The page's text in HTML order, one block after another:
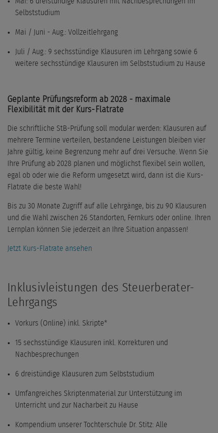
Selbststudium
Mai / Juni - Aug.: Vollzeitlehrgang
Juli / Aug.: 9 sechsstündige Klausuren im Lehrgang sowie 6
weitere sechsstündige Klausuren im Selbststudium zu Hause
Geplante Prüfungsreform ab 2028 - maximale
Flexibilität mit der Kurs-Flatrate
Die schriftliche StB-Prüfung soll modular werden: Klausuren auf
mehrere Termine verteilen, bestandene Leistungen bleiben vier
Jahre gültig, keine Begrenzung mehr auf drei Versuche. Wenn Sie
Ihre Prüfung ab 2028 planen und möglichst flexibel sein wollen,
egal ob oder wie die Reform umgesetzt wird, dann ist die Kurs-
Flatrate die beste Wahl!
Bis zu 30 Monate Zugriff auf alle Lehrgänge, bis zu 90 Klausuren
und die Wahl zwischen 26 Standorten, Fernkurs oder online. Ihren
Lernplan können Sie jederzeit an Ihre Situation anpassen!
Jetzt Kurs-Flatrate ansehen
Inklusivleistungen des Steuerberater-
Lehrgangs
Vorkurs (Online) inkl. Skripte*
15 sechsstündige Klausuren inkl. Korrekturen und
Nachbesprechungen
6 dreistündige Klausuren zum Selbststudium
Umfangreiches Skriptenmaterial zur Unterstützung im
Unterricht und zur Nacharbeit zu Hause
Kompendium unserer Tochterschule Dr. Stitz: Alle